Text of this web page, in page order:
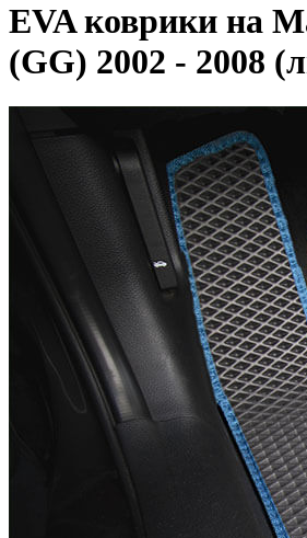
EVA коврики на
(GG) 2002 - 2008